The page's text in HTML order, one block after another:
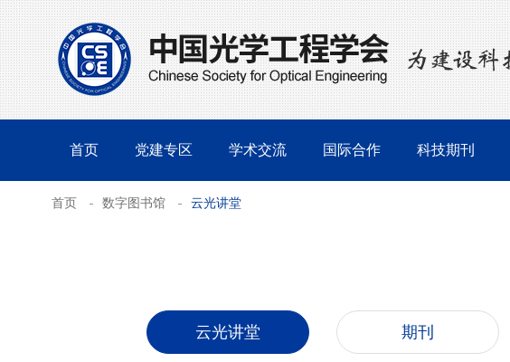
首页 党建专区 学术交流 国际合作 科技期刊
首页 数字图书馆 云光讲堂
云光讲堂 期刊